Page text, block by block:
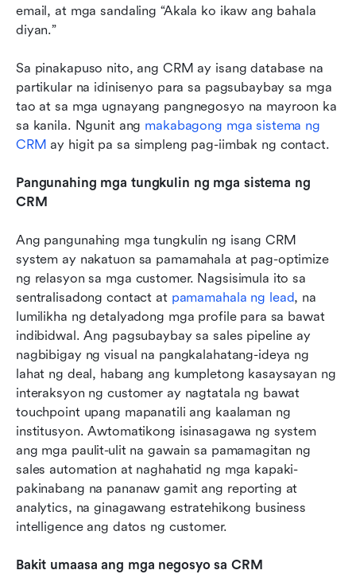
email, at mga sandaling “Akala ko ikaw ang bahala
diyan.”
Sa pinakapuso nito, ang CRM ay isang database na
partikular na idinisenyo para sa pagsubaybay sa mga
tao at sa mga ugnayang pangnegosyo na mayroon ka
sa kanila. Ngunit ang makabagong mga sistema ng
CRM ay higit pa sa simpleng pag-iimbak ng contact.
Pangunahing mga tungkulin ng mga sistema ng
CRM
Ang pangunahing mga tungkulin ng isang CRM
system ay nakatuon sa pamamahala at pag-optimize
ng relasyon sa mga customer. Nagsisimula ito sa
sentralisadong contact at pamamahala ng lead, na
lumilikha ng detalyadong mga profile para sa bawat
indibidwal. Ang pagsubaybay sa sales pipeline ay
nagbibigay ng visual na pangkalahatang-ideya ng
lahat ng deal, habang ang kumpletong kasaysayan ng
interaksyon ng customer ay nagtatala ng bawat
touchpoint upang mapanatili ang kaalaman ng
institusyon. Awtomatikong isinasagawa ng system
ang mga paulit-ulit na gawain sa pamamagitan ng
sales automation at naghahatid ng mga kapaki-
pakinabang na pananaw gamit ang reporting at
analytics, na ginagawang estratehikong business
intelligence ang datos ng customer.
Bakit umaasa ang mga negosyo sa CRM